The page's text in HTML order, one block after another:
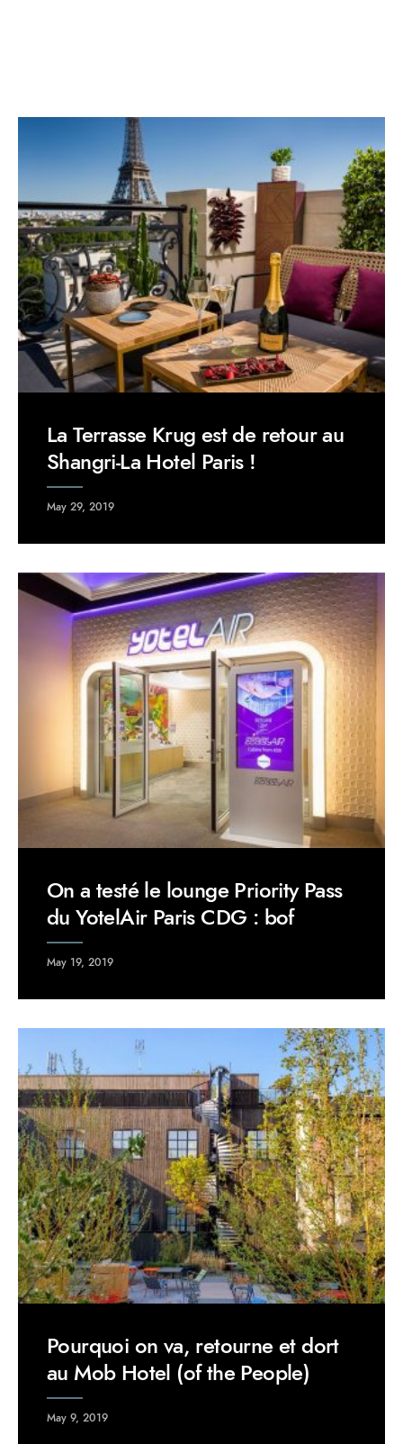
La Terrasse Krug est de retour au
Shangri-La Hotel Paris !
May 29, 2019
On a testé le lounge Priority Pass
du YotelAir Paris CDG : bof
May 19, 2019
Pourquoi on va, retourne et dort
au Mob Hotel (of the People)
May 9, 2019